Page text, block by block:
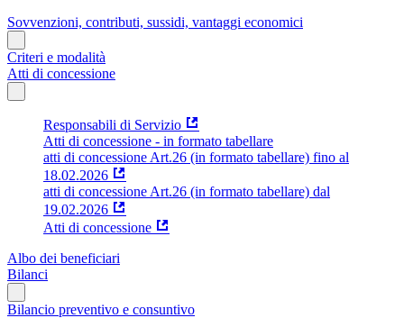
Sovvenzioni, contributi, sussidi, vantaggi economici
Criteri e modalità
Atti di concessione
Responsabili di Servizio
Atti di concessione - in formato tabellare
atti di concessione Art.26 (in formato tabellare) fino al
18.02.2026
atti di concessione Art.26 (in formato tabellare) dal
19.02.2026
Atti di concessione
Albo dei beneficiari
Bilanci
Bilancio preventivo e consuntivo